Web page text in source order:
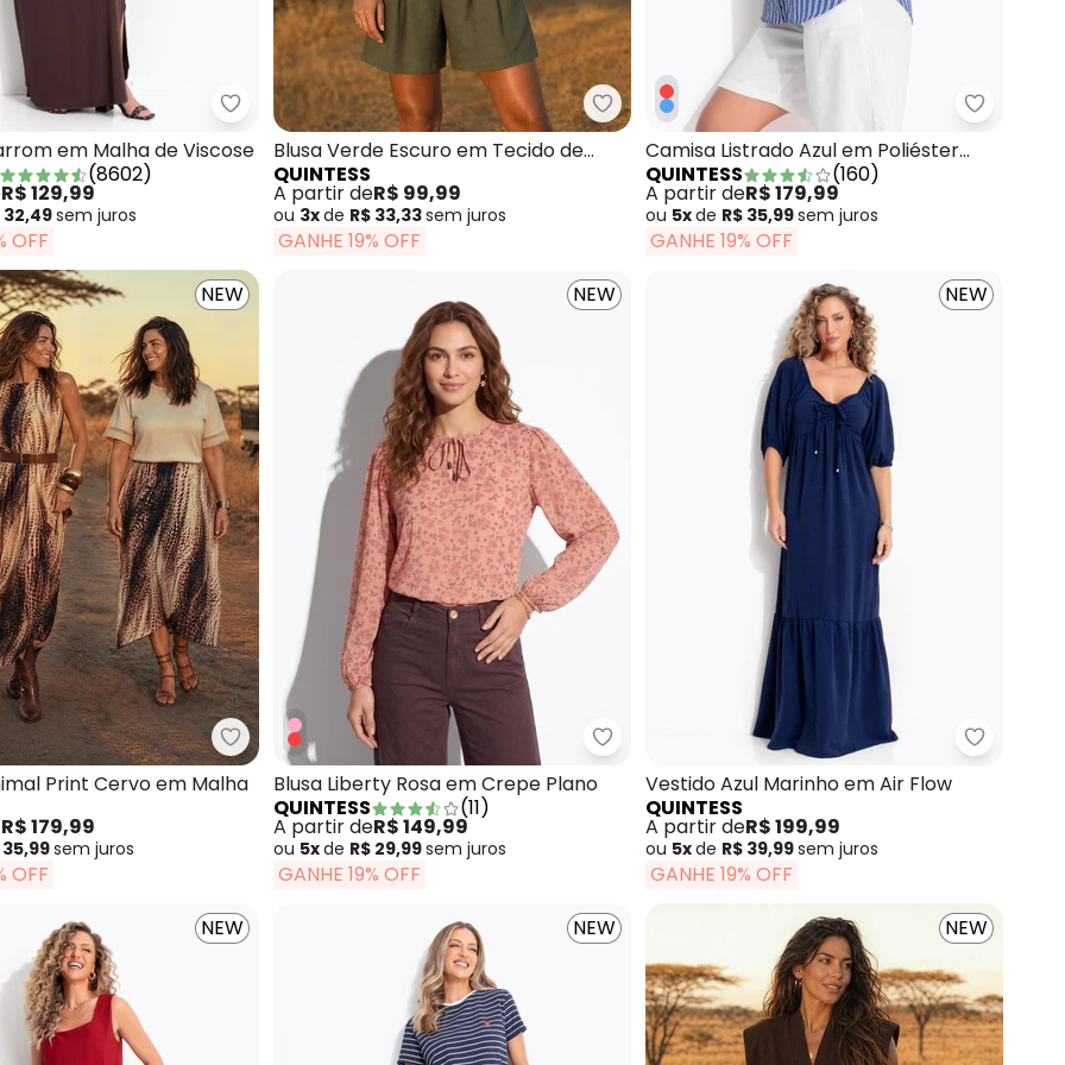
Amarelo Manteiga em Malha TexturizadaQuintess - Vestido Marrom em Malha de Viscose
em Malha de Viscose
(8602)
R$ 129,99
32,49sem juros
OFF
Quintess - Blusa Verde Escuro em Tecido de
Blusa Verde Escuro em Tecido de
Alfaiataria
QUINTESS
A partir deR$ 99,99
ou 3xde R$ 33,33sem juros
GANHE 19% OFF
Quintess
Camisa Listrado Azul em Poliéster
com Algodão
QUINTESS (160)
A partir deR$ 179,99
ou 5xde R$ 35,99sem juros
GANHE 19% OFF
Bordô em Tecido de Alfaiataria
NEW
Quintess - Vestido Animal Print Cervo em Malha
Print Cervo em Malha
R$ 179,99
35,99sem juros
OFF
NEW
Quintess - Blusa Liberty Rosa em Crepe Plano
Blusa Liberty Rosa em Crepe Plano
QUINTESS
(11)
A partir deR$ 149,99
ou 5xde R$ 29,99sem juros
GANHE 19% OFF
NEW
Quintess
Vestido Azul Marinho em Air Flow
QUINTESS
A partir deR$ 199,99
ou 5xde R$ 39,99sem juros
GANHE 19% OFF
NEW NEW NEW